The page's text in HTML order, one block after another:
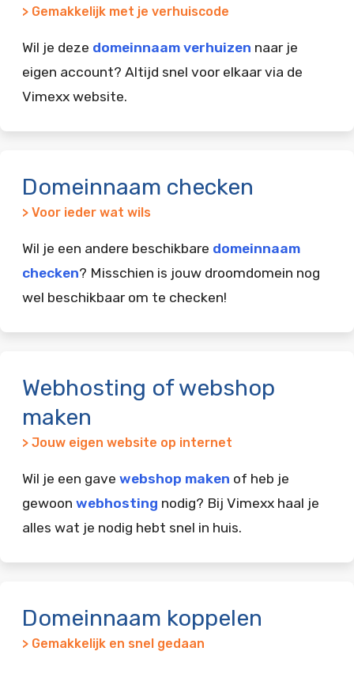
> Gemakkelijk met je verhuiscode
Wil je deze domeinnaam verhuizen naar je
eigen account? Altijd snel voor elkaar via de
Vimexx website.
Domeinnaam checken
> Voor ieder wat wils
Wil je een andere beschikbare domeinnaam
checken? Misschien is jouw droomdomein nog
wel beschikbaar om te checken!
Webhosting of webshop
maken
> Jouw eigen website op internet
Wil je een gave webshop maken of heb je
gewoon webhosting nodig? Bij Vimexx haal je
alles wat je nodig hebt snel in huis.
Domeinnaam koppelen
> Gemakkelijk en snel gedaan